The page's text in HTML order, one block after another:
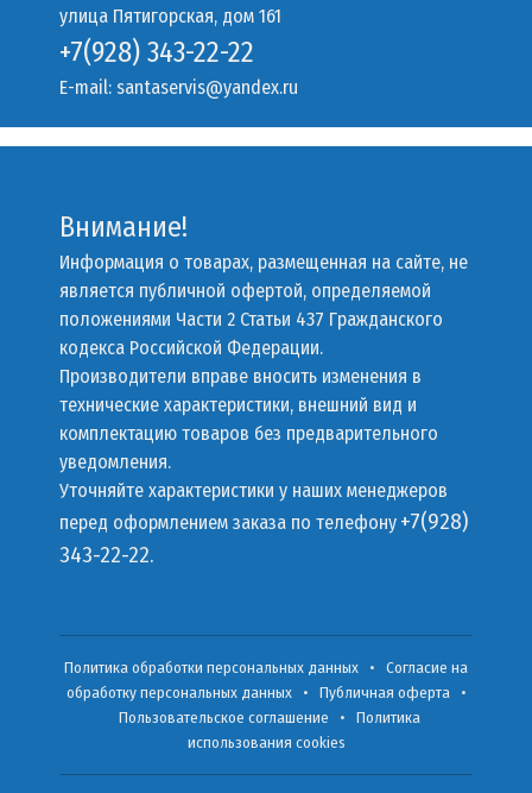
улица Пятигорская, дом 161
+7(928) 343-22-22
E-mail: santaservis@yandex.ru
Внимание!
Информация о товарах, размещенная на сайте, не
является публичной офертой, определяемой
положениями Части 2 Статьи 437 Гражданского
кодекса Российской Федерации.
Производители вправе вносить изменения в
технические характеристики, внешний вид и
комплектацию товаров без предварительного
уведомления.
Уточняйте характеристики у наших менеджеров
перед оформлением заказа по телефону +7(928)
343-22-22.
Политика обработки персональных данных • Согласие на
обработку персональных данных• Публичная оферта
•
Пользовательское соглашение • Политика
использования cookies